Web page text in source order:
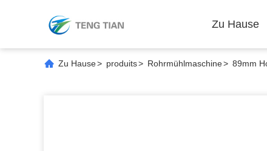
Zu Hause
Zu Hause> produits> Rohrmühlmaschine> 89mm